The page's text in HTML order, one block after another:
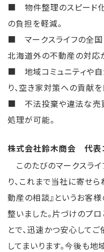
■ 物件整理のスピード化
の負担を軽減。
■ マークスライフの全国
北海道外の不動産の対応
■ 地域コミュニティや
り、空き家対策への貢献を
■ 不法投棄や違法な売買
処理が可能。
株式会社鈴木商会 代表
このたびのマークスラ
り、これまで当社に寄せ
動産の相談』というお客
整いました。片づけのプ
とで、迅速かつ安心して
してまいります。今後も